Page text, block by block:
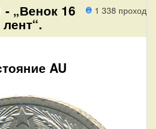
1 338 проход
- „Венок 16
лент“.
AU